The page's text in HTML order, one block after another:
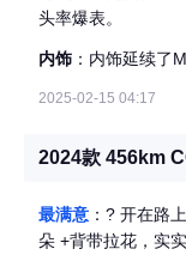
头率爆表。
内饰 ：内饰延续了
2025-02-15 04:17
2024款 456km
最满意 ：? 开在路
朵 +背带拉花，实